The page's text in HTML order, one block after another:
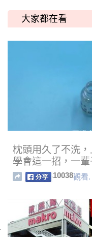
大家都在看
枕頭用久了不洗，
學會這一招，一輩
10038觀看.